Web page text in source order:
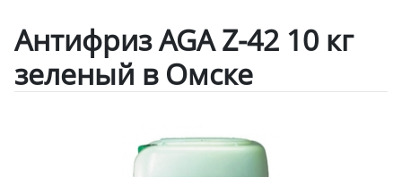
Антифриз AGA Z-42 10 кг
зеленый в Омске